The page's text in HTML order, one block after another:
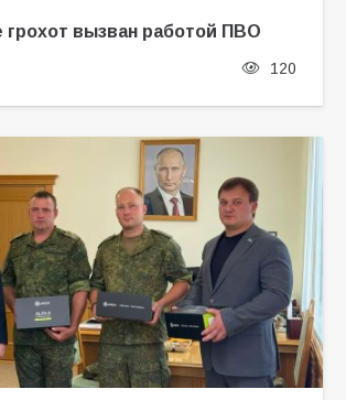
грохот вызван работой ПВО
120